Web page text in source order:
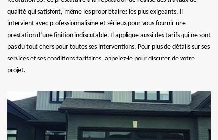
qualité qui satisfont, même les propriétaires les plus exigeants. Il
intervient avec professionnalisme et sérieux pour vous fournir une
prestation d’une finition indiscutable. Il applique aussi des tarifs qui ne sont
pas du tout chers pour toutes ses interventions. Pour plus de détails sur ses
services et ses conditions tarifaires, appelez-le pour discuter de votre
projet.